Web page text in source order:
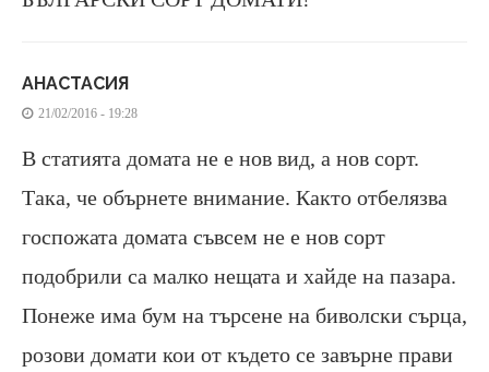
АНАСТАСИЯ
21/02/2016 - 19:28
В статията домата не е нов вид, а нов сорт.
Така, че обърнете внимание. Както отбелязва
госпожата домата съвсем не е нов сорт
подобрили са малко нещата и хайде на пазара.
Понеже има бум на търсене на биволски сърца,
розови домати кои от където се завърне прави